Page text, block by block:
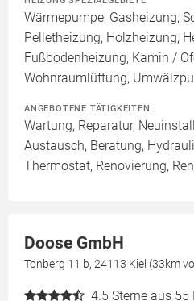
Wärmepumpe, Gasheizung,
Pelletheizung, Holzheizung,
Fußbodenheizung, Kamin /
Wohnraumlüftung,
ANGEBOTENE TÄTIGKEITEN
Wartung, Reparatur,
Austausch, Beratung,
Thermostat, Renovierung,
Doose GmbH
Tonberg 11 b, 24113 Kiel (33km
4.5 Sterne aus 55